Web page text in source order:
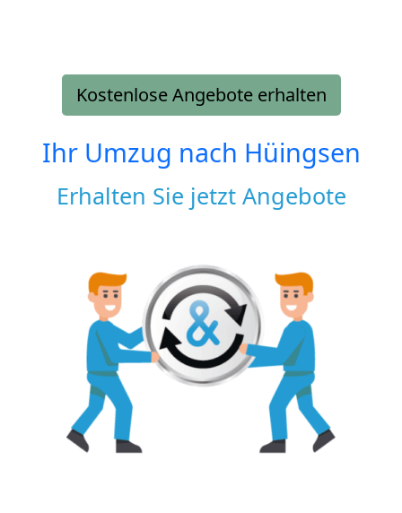
Kostenlose Angebote erhalten
Ihr Umzug nach Hüingsen
Erhalten Sie jetzt Angebote